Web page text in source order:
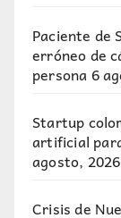
Paciente de
erróneo de
persona6
Startup
artificial
agosto, 2026
Crisis de